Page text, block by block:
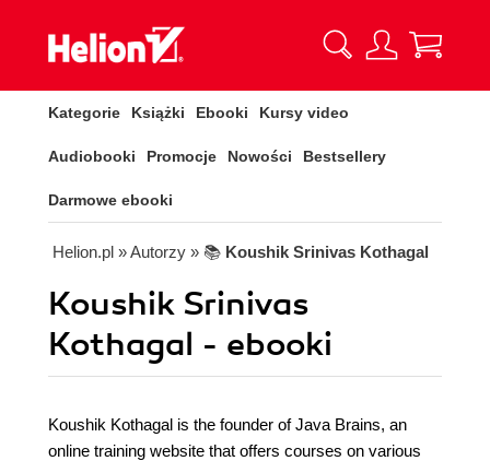
Kategorie Książki Ebooki Kursy video
Audiobooki Promocje Nowości Bestsellery
Darmowe ebooki
Helion.pl » Autorzy » 📚 Koushik Srinivas Kothagal
Koushik Srinivas
Kothagal - ebooki
Koushik Kothagal is the founder of Java Brains, an
online training website that offers courses on various